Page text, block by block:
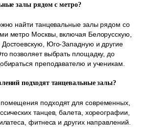
залы рядом с метро?
найти танцевальные залы рядом со
метро Москвы, включая Белорусскую,
Юго-Западную и другие
позволяет выбрать площадку, до
преподавателю и ученикам.
подходят танцевальные залы?
подходят для современных,
танцев, балета, хореографии,
фитнеса и других направлений.